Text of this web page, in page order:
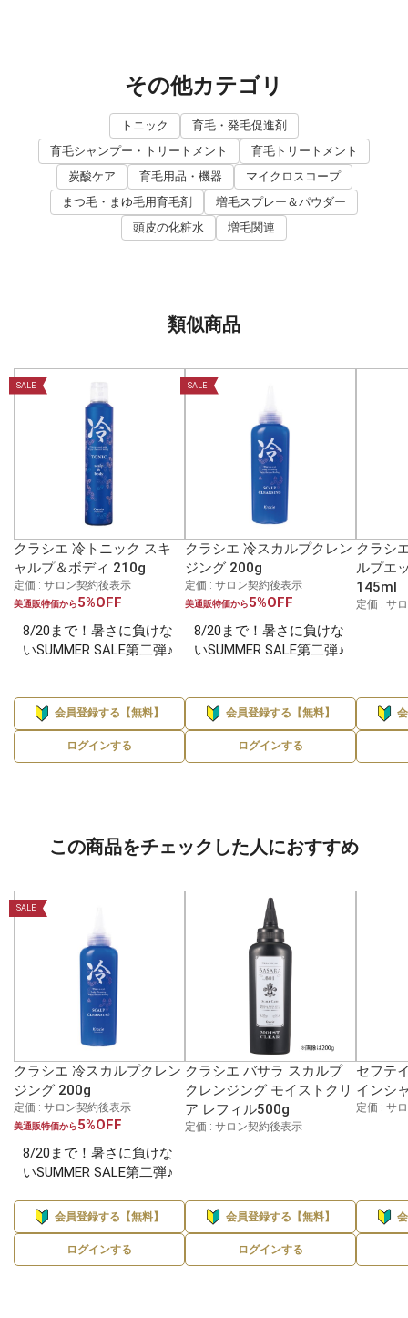
その他カテゴリ
トニック
育毛・発毛促進剤
育毛シャンプー・トリートメント
育毛トリートメント
炭酸ケア
育毛用品・機器
マイクロスコープ
まつ毛・まゆ毛用育毛剤
増毛スプレー＆パウダー
頭皮の化粧水
増毛関連
類似商品
SALE
クラシエ 冷トニック スキ
ャルプ＆ボディ 210g
定価 : サロン契約後表示
美通販特価から5%OFF
8/20まで！暑さに負けな
いSUMMER SALE第二弾♪
会員登録する【無料】
ログインする
SALE
クラシエ 冷スカルプクレン
ジング 200g
定価 : サロン契約後表示
美通販特価から5%OFF
8/20まで！暑さに負けな
いSUMMER SALE第二弾♪
会員登録する【無料】
ログインする
クラシ
ルプエ
145ml
定価 : サ
この商品をチェックした人におすすめ
SALE
クラシエ 冷スカルプクレン
ジング 200g
定価 : サロン契約後表示
美通販特価から5%OFF
8/20まで！暑さに負けな
いSUMMER SALE第二弾♪
会員登録する【無料】
ログインする
クラシエ バサラ スカルプ
クレンジング モイストクリ
ア レフィル500g
定価 : サロン契約後表示
会員登録する【無料】
ログインする
セフテ
インシ
定価 : サ